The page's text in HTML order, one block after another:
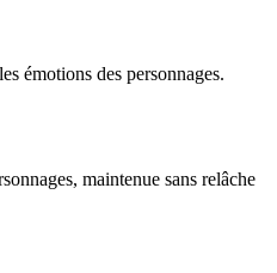
émotions des personnages.
maintenue sans relâche